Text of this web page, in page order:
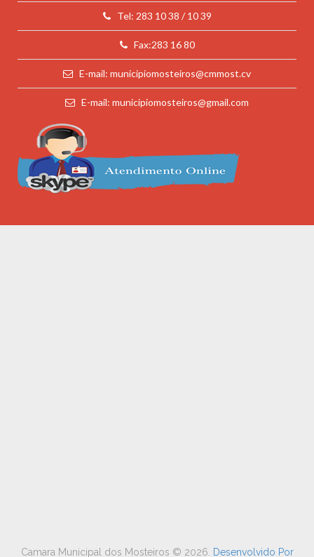
Tel: 283 10 38 / 10 39
Fax:283 16 80
E-mail: municipiomosteiros@cmmost.cv
E-mail: municipiomosteiros@gmail.com
Camara Municipal dos Mosteiros © 2026. Desenvolvido Por